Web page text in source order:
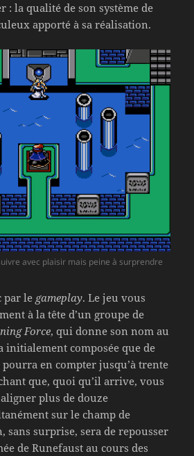
: la qualité de son système de
apporté à sa réalisation.
avec plaisir mais peine à surprendre
par le gameplay. Le jeu vous
à la tête d’un groupe de
Force, qui donne son nom au
initialement composée que de
en compter jusqu’à trente
que, quoi qu’il arrive, vous
plus de douze
sur le champ de
sans surprise, sera de repousser
de Runefaust au cours des